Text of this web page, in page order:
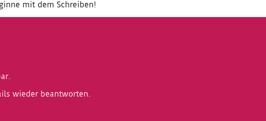
mit dem Schreiben!
wieder beantworten.